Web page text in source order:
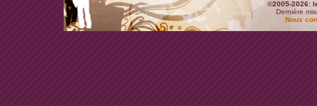
©2005-2026:
Dernière
Nous